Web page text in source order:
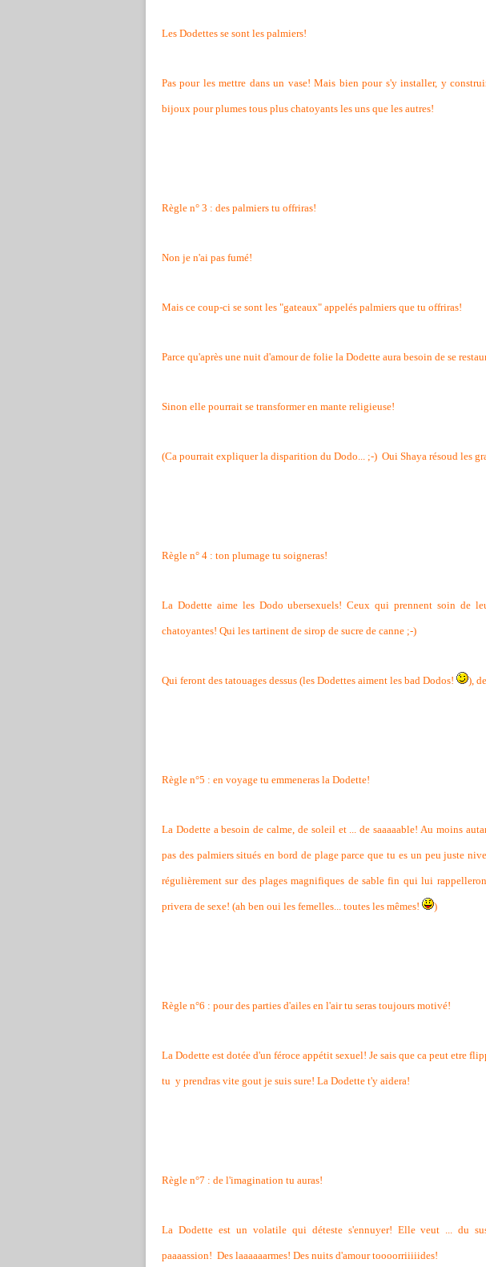
Les Dodettes se sont les palmiers!
Pas pour les mettre dans un vase! Mais bien pour s'y installer, y
bijoux pour plumes tous plus chatoyants les uns que les autres!
Règle n° 3 : des palmiers tu offriras!
Non je n'ai pas fumé!
Mais ce coup-ci se sont les "gateaux" appelés palmiers que tu offriras!
Parce qu'après une nuit d'amour de folie la Dodette aura besoin de se
Sinon elle pourrait se transformer en mante religieuse!
(Ca pourrait expliquer la disparition du Dodo... ;-) Oui Shaya résoud les
Règle n° 4 : ton plumage tu soigneras!
La Dodette aime les Dodo ubersexuels! Ceux qui prennent soin de
chatoyantes! Qui les tartinent de sirop de sucre de canne ;-)
Qui feront des tatouages dessus (les Dodettes aiment les bad Dodos! ),
Règle n°5 : en voyage tu emmeneras la Dodette!
La Dodette a besoin de calme, de soleil et ... de saaaaable! Au moins
pas des palmiers situés en bord de plage parce que tu es un peu juste
régulièrement sur des plages magnifiques de sable fin qui lui
privera de sexe! (ah ben oui les femelles... toutes les mêmes! )
Règle n°6 : pour des parties d'ailes en l'air tu seras toujours motivé!
La Dodette est dotée d'un féroce appétit sexuel! Je sais que ca peut etre
tu y prendras vite gout je suis sure! La Dodette t'y aidera!
Règle n°7 : de l'imagination tu auras!
La Dodette est un volatile qui déteste s'ennuyer! Elle veut ... du
paaaassion! Des laaaaaarmes! Des nuits d'amour toooorriiiiides!